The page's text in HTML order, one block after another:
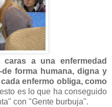
a una enfermedad
forma humana, digna y
enfermo obliga, como
es lo que ha conseguido
con "Gente burbuja".